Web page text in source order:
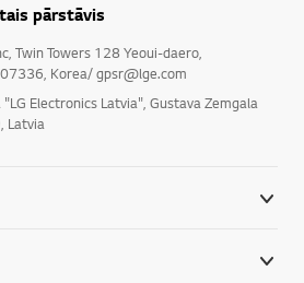
pārstāvis
Twin Towers 128 Yeoui-daero,
Korea/ gpsr@lge.com
"LG Electronics Latvia", Gustava Zemgala
Latvia